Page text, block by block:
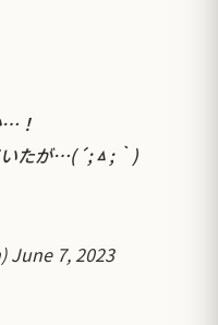
！
いたが…(´;ㅿ;｀)
June 7, 2023